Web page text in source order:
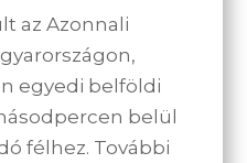
az Azonnali
egyedi belföldi
belül
félhez. További